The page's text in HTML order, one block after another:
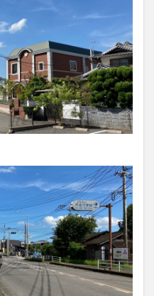
ども服
平和市民公園能楽堂
投票 挾間町
新幹線
日田市
昆虫食
本
杵築市
湧水
湯布院
甲子園
石仏
祭り
秋
竹田市ディナー
紅葉
車 臼杵市
舞台
蒸し 蕎麦
虹
観光
観光スポット